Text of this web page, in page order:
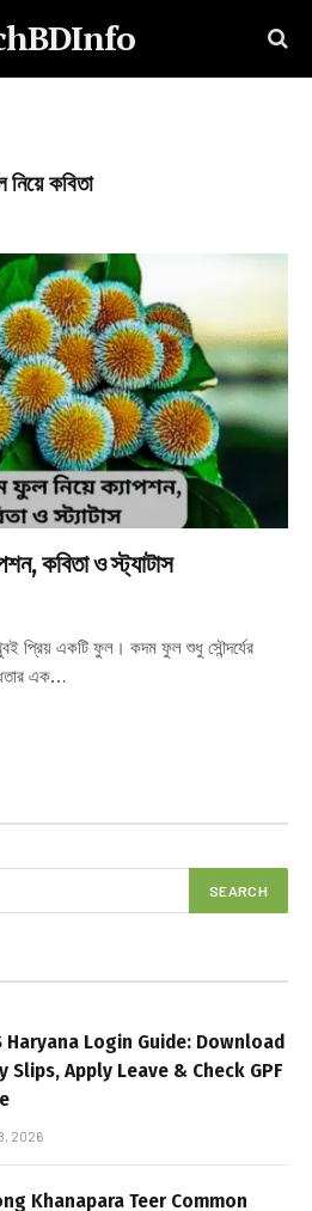
কবিতা
কবিতা ও স্ট্যাটাস
প্রিয় একটি ফুল। কদম ফুল শুধু সৌন্দর্যের
এক…
Haryana Login Guide: Download
Slips, Apply Leave & Check GPF
2026
Khanapara Teer Common